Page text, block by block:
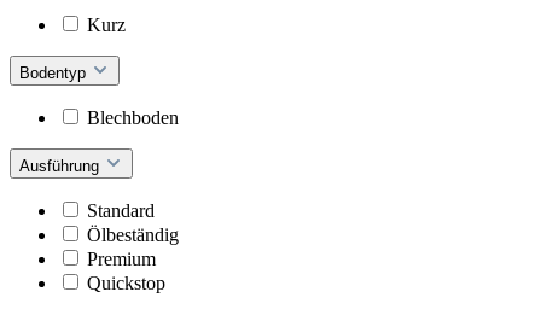
Kurz
Bodentyp
Blechboden
Ausführung
Standard
Ölbeständig
Premium
Quickstop